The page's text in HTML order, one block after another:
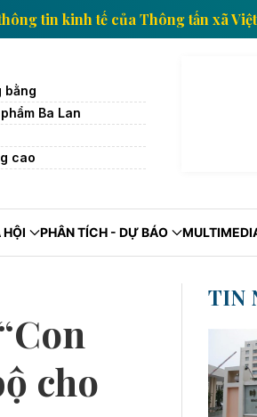
Trang thông tin kinh tế của Thông
bằng
Ba Lan
cao
HỘI PHÂN TÍCH - DỰ BÁO
cho
TIN